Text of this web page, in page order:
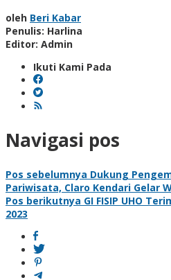
oleh Beri Kabar
Penulis: Harlina
Editor: Admin
Ikuti Kami Pada
Navigasi pos
Pos sebelumnya Dukung
Pariwisata, Claro Kendari Gelar
Pos berikutnya GI FISIP UHO
2023